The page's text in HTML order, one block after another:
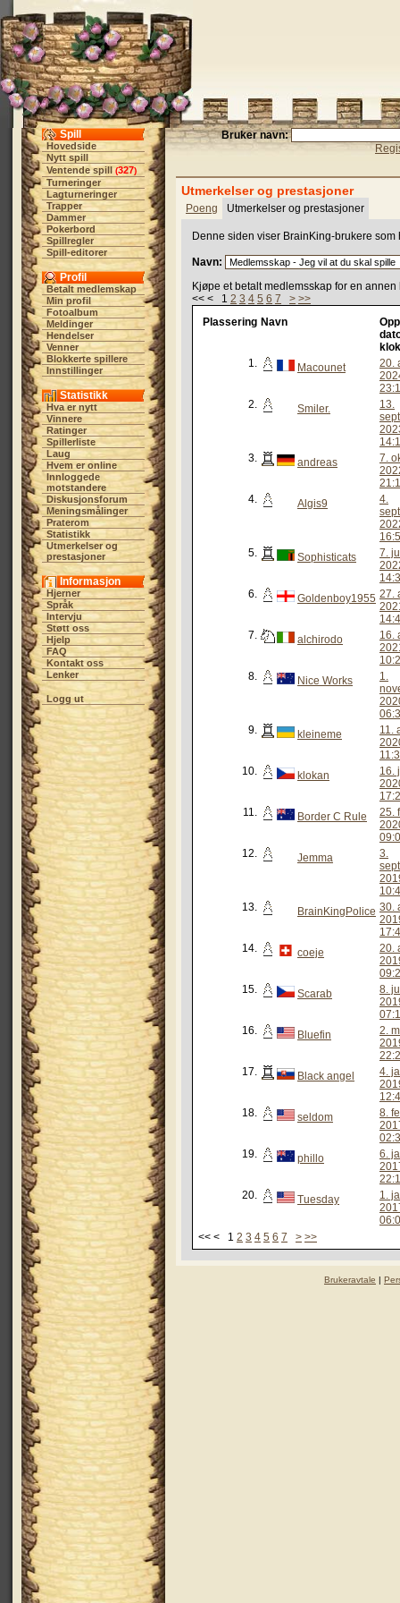
Spill
Hovedside
Nytt spill
Ventende spill (327)
Turneringer
Lagturneringer
Trapper
Dammer
Pokerbord
Spillregler
Spill-editorer
Profil
Betalt medlemskap
Min profil
Fotoalbum
Meldinger
Hendelser
Venner
Blokkerte spillere
Innstillinger
Statistikk
Hva er nytt
Vinnere
Ratinger
Spillerliste
Laug
Hvem er online
Innloggede
motstandere
Diskusjonsforum
Meningsmålinger
Praterom
Statistikk
Utmerkelser og
prestasjoner
Informasjon
Hjerner
Språk
Intervju
Støtt oss
Hjelp
FAQ
Kontakt oss
Lenker
Logg ut
Bruker navn:
Utmerkelser og prestasjoner
Poeng Utmerkelser og prestasjoner
Denne siden viser BrainKing-brukere
Navn:
Kjøpe et betalt medlemsskap for en annen
<< < 1 2 3 4 5 6 7 > >>
Plassering Navn
1.
Macounet
20.
2.
Smiler.
13.
3.
andreas
7.
4.
Algis9
4.
5.
Sophisticats
7.
6.
Goldenboy1955 27.
7.
alchirodo
16.
8.
Nice Works
1.
9.
kleineme
11.
10.
klokan
16.
11.
Border C Rule
25.
12.
Jemma
3.
13.
BrainKingPolice 30.
14.
coeje
20.
15.
Scarab
8.
16.
Bluefin
2.
17.
Black angel
4.
18.
seldom
8.
19.
phillo
6.
20.
Tuesday
1.
<< < 1 2 3 4 5 6 7 > >>
Brukeravtale |